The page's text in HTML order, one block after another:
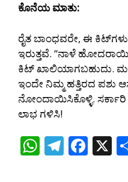
ಕೊನೆಯ ಮಾತು:
ರೈತ ಬಾಂಧವರೇ, ಈ
ಇರುತ್ತವೆ. “ನಾಳೆ
ಕಿಟ್ ಖಾಲಿಯಾಗಬಹುದು.
ಇಂದೇ ನಿಮ್ಮ ಹತ್ತಿರದ ಪಶು
ನೋಂದಾಯಿಸಿಕೊಳ್ಳಿ.
ಲಾಭ ಗಳಿಸಿ!
W T F X